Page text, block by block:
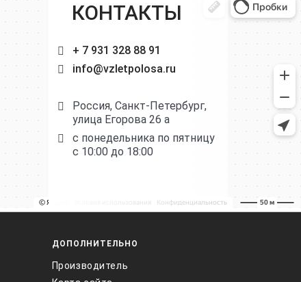
КОНТАКТЫ
+ 7 931 328 88 91
info@vzletpolosa.ru
Россия, Санкт-Петербург,
улица Егорова 26 а
с понедельника по пятницу
с 10:00 до 18:00
ДОПОЛНИТЕЛЬНО
Производитель